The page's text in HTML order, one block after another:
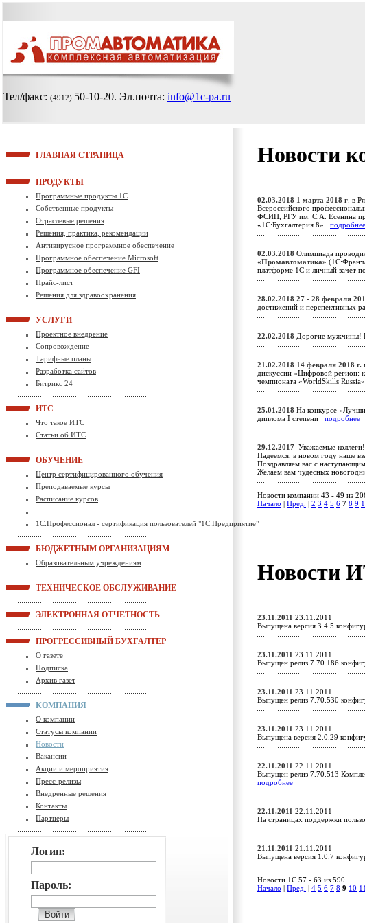
Тел/факс: (4912) 50-10-20. Эл.почта: info@1c-pa.ru
ГЛАВНАЯ СТРАНИЦА
ПРОДУКТЫ
Программные продукты 1С
Собственные продукты
Отраслевые решения
Решения, практика, рекомендации
Антивирусное программное обеспечение
Программное обеспечение Microsoft
Программное обеспечение GFI
Прайс-лист
Решения для здравоохранения
УСЛУГИ
Проектное внедрение
Сопровождение
Тарифные планы
Разработка сайтов
Битрикс 24
ИТС
Что такое ИТС
Статьи об ИТС
ОБУЧЕНИЕ
Центр сертифицированного обучения
Преподаваемые курсы
Расписание курсов
1С:Профессионал - сертификация пользователей "1С:Предприятие"
БЮДЖЕТНЫМ ОРГАНИЗАЦИЯМ
Образовательным учреждениям
ТЕХНИЧЕСКОЕ ОБСЛУЖИВАНИЕ
ЭЛЕКТРОННАЯ ОТЧЕТНОСТЬ
ПРОГРЕССИВНЫЙ БУХГАЛТЕР
О газете
Подписка
Архив газет
КОМПАНИЯ
О компании
Статусы компании
Новости
Вакансии
Акции и мероприятия
Пресс-релизы
Внедренные решения
Контакты
Партнеры
Логин:
Пароль:
Новости
02.03.2018 1 марта 2018 г. в
Всероссийского
ФСИН, РГУ им. С.А. Есенина
«1С:Бухгалтерия 8» подробнее
02.03.2018 Олимпиада
«Промавтоматика»
платформе 1С и личный зачет
28.02.2018 27 - 28 февраля
достижений и перспективных
22.02.2018 Дорогие мужчины!
21.02.2018 14 февраля 2018 г.
дискуссии «Цифровой регион:
чемпионата «WorldSkills
25.01.2018 На конкурсе
диплома I степени подробнее
29.12.2017 Уважаемые
Надеемся, в новом году наше
Поздравляем вас с
Желаем вам чудесных
Новости компании 43 - 49 из
Начало
Пред. 2 3 4 5 6 7 8 9
Новости
23.11.2011 23.11.2011
Выпущена версия 3.4.5
23.11.2011 23.11.2011
Выпущен релиз 7.70.186
23.11.2011 23.11.2011
Выпущен релиз 7.70.530
23.11.2011 23.11.2011
Выпущена версия 2.0.29
22.11.2011 22.11.2011
Выпущен релиз 7.70.513
подробнее
22.11.2011 22.11.2011
На страницах поддержки
21.11.2011 21.11.2011
Выпущена версия 1.0.7
Новости 1C 57 - 63 из 590
Начало
Пред. 4 5 6 7 8 9 10 11